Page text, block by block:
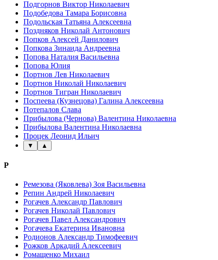
Подгорнов Виктор Николаевич
Подобедова Тамара Борисовна
Подольская Татьяна Алексеевна
Поздняков Николай Антонович
Попков Алексей Данилович
Попкова Зинаида Андреевна
Попова Наталия Васильевна
Попова Юлия
Портнов Лев Николаевич
Портнов Николай Николаевич
Портнов Тигран Николаевич
Поспеева (Кузнецова) Галина Алексеевна
Потепалов Слава
Прибылова (Чернова) Валентина Николаевна
Прибылова Валентина Николаевна
Процек Леонид Ильич
▼ ▲
Р
Ремезова (Яковлева) Зоя Васильевна
Репин Андрей Николаевич
Рогачев Александр Павлович
Рогачев Николай Павлович
Рогачев Павел Александрович
Рогачева Екатерина Ивановна
Родионов Александр Тимофеевич
Рожков Аркадий Алексеевич
Ромащенко Михаил